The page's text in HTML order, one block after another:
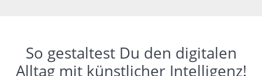
So gestaltest Du den digitalen
Alltag mit künstlicher Intelligenz!